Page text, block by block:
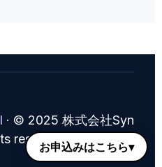
· © 2025 株式会社Syn
reserved.
お申込みはこちら▾